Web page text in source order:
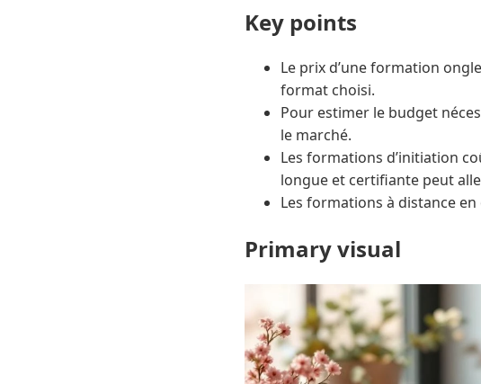
Key points
Le prix d’une formation
format choisi.
Pour estimer le budget
le marché.
Les formations d’initiation
longue et certifiante peut
Les formations à distance
Primary visual